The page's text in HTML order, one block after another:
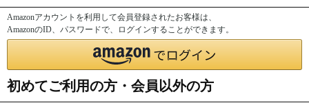
Amazonアカウントを利用して会員登録されたお客様は、
AmazonのID、パスワードで、ログインすることができます。
初めてご利用の方・会員以外の方